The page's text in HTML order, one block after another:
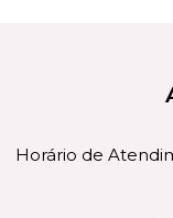
Horário de